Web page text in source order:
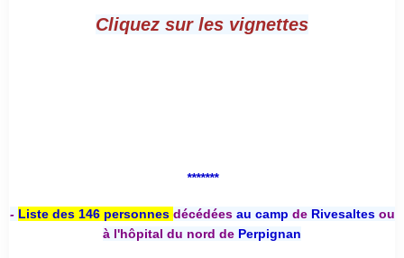
Cliquez sur les vignettes
*******
- Liste des 146 personnes décédées au camp deRivesaltesou
à l'hôpital du nord de Perpignan